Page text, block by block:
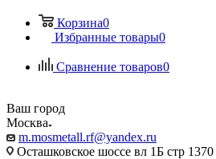
Корзина0
Избранные товары0
Сравнение товаров0
Ваш город
Москва
m.mosmetall.rf@yandex.ru
Осташковское шоссе вл 1Б стр 1370